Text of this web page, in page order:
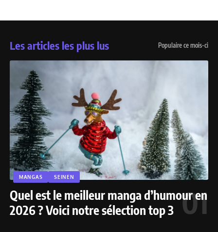
Les articles les plus lus Populaire ce mois-ci
MANGAS SEINEN
Quel est le meilleur manga d’humour en
2026 ? Voici notre sélection top 3